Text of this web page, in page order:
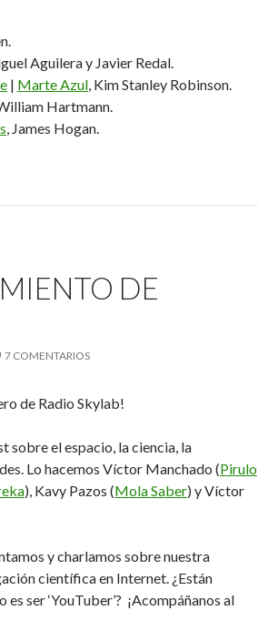
Aguilera y Javier Redal.
| Marte Azul, Kim Stanley Robinson.
Hartmann.
, James Hogan.
DE
7 COMENTARIOS
de Radio Skylab!
sobre el espacio, la ciencia, la
Lo hacemos Víctor Manchado (Pirulo
), Kavy Pazos (Mola Saber) y Víctor
y charlamos sobre nuestra
científica en Internet. ¿Están
ser ‘YouTuber’? ¡Acompáñanos al